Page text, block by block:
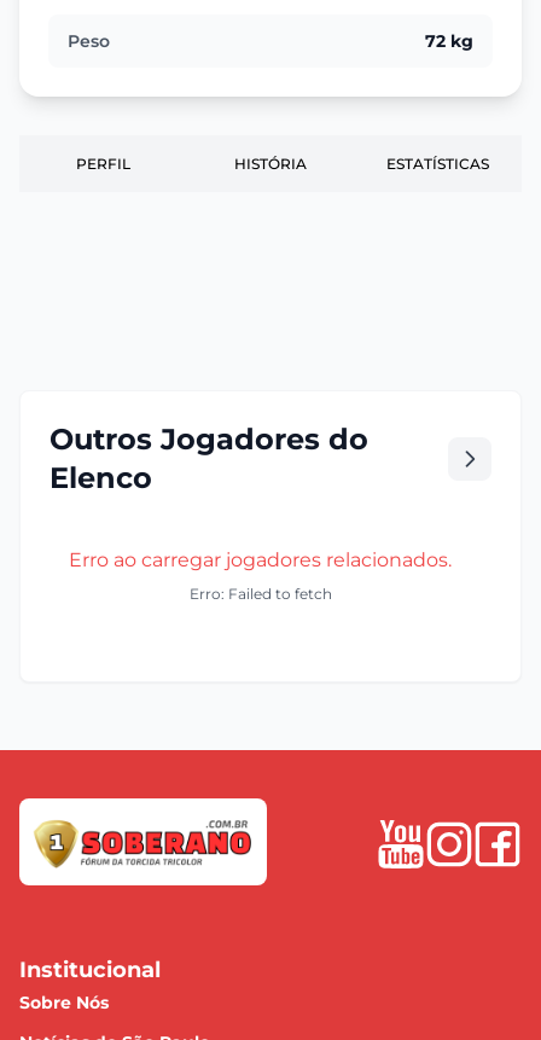
Peso 72 kg
PERFIL HISTÓRIA ESTATÍSTICAS
Outros Jogadores do
Elenco
Erro ao carregar jogadores relacionados.
Erro: Failed to fetch
Institucional
Sobre Nós